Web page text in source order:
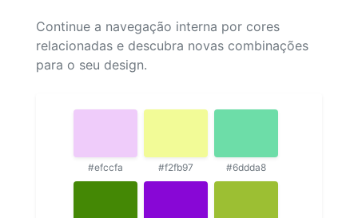
Continue a navegação interna por cores
relacionadas e descubra novas combinações
para o seu design.
#efccfa #f2fb97 #6ddda8